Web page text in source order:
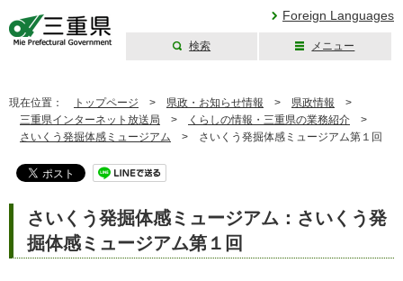
Foreign Languages
検索 メニュー
現在位置： トップページ > 県政・お知らせ情報 > 県政情報 >
三重県インターネット放送局 > くらしの情報・三重県の業務紹介 >
さいくう発掘体感ミュージアム > さいくう発掘体感ミュージアム第１回
さいくう発掘体感ミュージアム：さいくう発
掘体感ミュージアム第１回